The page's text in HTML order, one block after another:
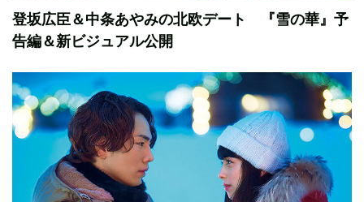
登坂広臣＆中条あやみの北欧デート 『雪の華』予
告編＆新ビジュアル公開